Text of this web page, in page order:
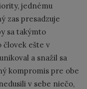
jednému
zas presadzuje
sa takýmto
človek ešte v
a snažil sa
kompromis pre obe
v sebe niečo,